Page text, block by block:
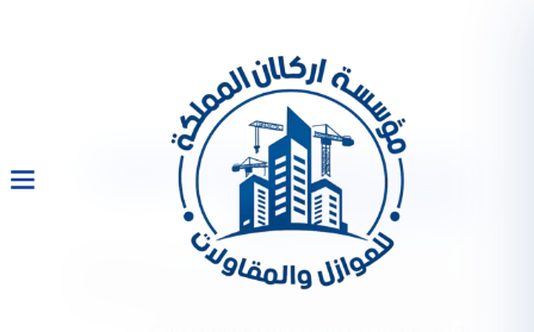
شركة كشف تسربات المياه
بالدمام والعوازل
شركة كشف تسربات المياه بالدمام حل ارتفاع فاتورة
المياه اصلاح تسربات المياه دون تكسير . أن شركتنا من